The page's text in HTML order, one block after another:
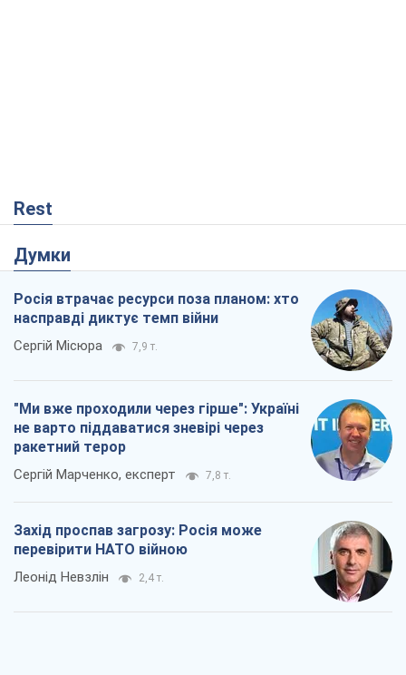
Rest
Думки
Росія втрачає ресурси поза планом: хто
насправді диктує темп війни
Сергій Місюра 7,9 т.
"Ми вже проходили через гірше": Україні
не варто піддаватися зневірі через
ракетний терор
Сергій Марченко, експерт 7,8 т.
Захід проспав загрозу: Росія може
перевірити НАТО війною
Леонід Невзлін 2,4 т.